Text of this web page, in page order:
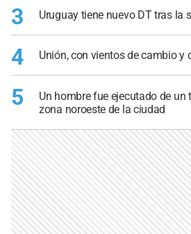
3 Uruguay tiene nuevo DT tras la
4 Unión, con vientos de cambio y
5
Un hombre fue ejecutado de un
zona noroeste de la ciudad